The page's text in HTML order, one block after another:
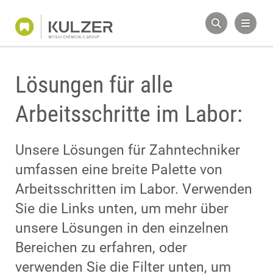
Lösungen für alle
Arbeitsschritte im Labor:
Unsere Lösungen für Zahntechniker
umfassen eine breite Palette von
Arbeitsschritten im Labor. Verwenden
Sie die Links unten, um mehr über
unsere Lösungen in den einzelnen
Bereichen zu erfahren, oder
verwenden Sie die Filter unten, um